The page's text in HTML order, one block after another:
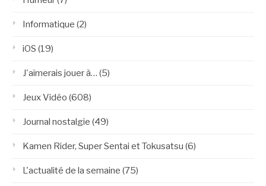
Informatique (2)
iOS (19)
J'aimerais jouer à… (5)
Jeux Vidéo (608)
Journal nostalgie (49)
Kamen Rider, Super Sentai et Tokusatsu (6)
L'actualité de la semaine (75)